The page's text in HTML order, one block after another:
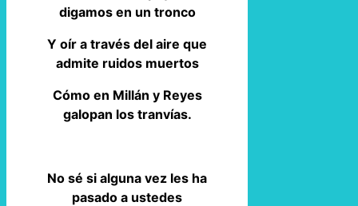
digamos en un tronco
Y oír a través del aire que
admite ruidos muertos
Cómo en Millán y Reyes
galopan los tranvías.
No sé si alguna vez les ha
pasado a ustedes